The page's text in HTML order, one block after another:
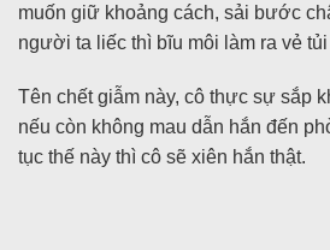
muốn giữ khoảng cách, sải bước
người ta liếc thì bĩu môi làm ra vẻ tủi
Tên chết giẫm này, cô thực sự sắp
nếu còn không mau dẫn hắn đến
tục thế này thì cô sẽ xiên hắn thật.